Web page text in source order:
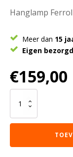
Hanglamp
Meer dan 15
Eigen
€159,00
Hanglamp
Ferroli
-
-